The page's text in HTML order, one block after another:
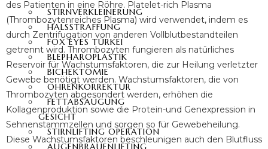
STIRNVERKLEINERUNG
HALSSTRAFFUNG
FOX EYES TÜRKEI
BLEPHAROPLASTIK
BICHEKTOMIE
OHRENKORREKTUR
FETTABSAUGUNG
GESICHT
STIRNLIFTING OPERATION
AUGENBRAUENLIFTING
des Patienten in eine Röhre. Platelet-rich Plasma
(Thrombozytenreiches Plasma) wird verwendet, indem es
durch Zentrifugation von anderen Vollblutbestandteilen
getrennt wird. Thrombozyten fungieren als natürliches
Reservoir für Wachstumsfaktoren, die zur Heilung verletzter
Gewebe benötigt werden. Wachstumsfaktoren, die von
Thrombozyten abgesondert werden, erhöhen die
Kollagenproduktion sowie die Protein-und Genexpression in
Sehnenstammzellen und sorgen so für Gewebeheilung.
Diese Wachstumsfaktoren beschleunigen auch den Blutfluss